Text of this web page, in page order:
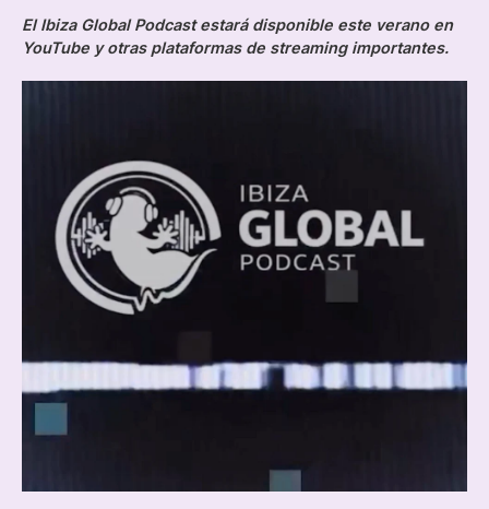
El Ibiza Global Podcast estará disponible este verano en
YouTube y otras plataformas de streaming importantes.